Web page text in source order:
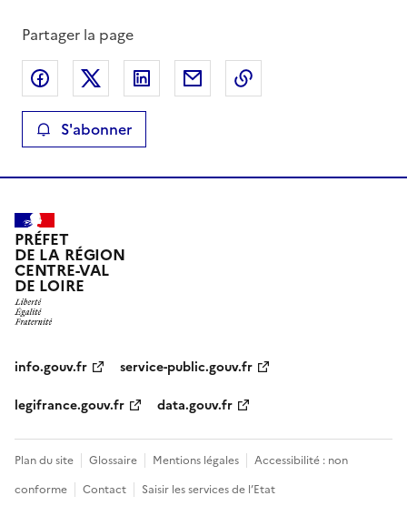
Partager la page
Partager sur Facebook
Partager sur XPartager sur LinkedIn
Partager par email
S'abonner
PRÉFET
DE LA RÉGION
CENTRE-VAL
DE LOIRE
info.gouv.fr
service-public.gouv.fr
legifrance.gouv.fr
data.gouv.fr
Plan du site Glossaire Mentions légales
Accessibilité : non
conforme
Contact Saisir les services de l’Etat